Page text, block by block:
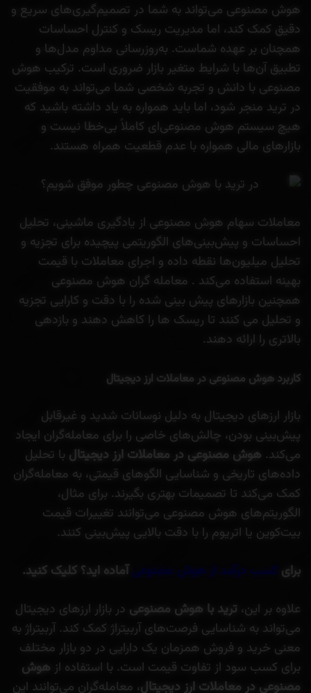
هوش مصنوعی می‌تواند به شما در تصمیم‌گیری‌های سریع و
دقیق کمک کند، اما مدیریت ریسک و کنترل احساسات
همچنان بر عهده شماست. به‌روزرسانی مداوم مدل‌ها و
تطبیق آن‌ها با شرایط متغیر بازار ضروری است. ترکیب هوش
مصنوعی با دانش و تجربه شخصی شما می‌تواند به موفقیت
در ترید منجر شود، اما باید همواره به یاد داشته باشید که
هیچ سیستم هوش مصنوعی‌ای کاملاً بی‌خطا نیست و
بازارهای مالی همواره با عدم قطعیت همراه هستند.
معاملات سهام هوش مصنوعی از یادگیری ماشینی، تحلیل
احساسات و پیش‌بینی‌های الگوریتمی پیچیده برای تجزیه و
تحلیل میلیون‌ها نقطه داده و اجرای معاملات با قیمت
بهینه استفاده می‌کند . معامله گران هوش مصنوعی
همچنین بازارهای پیش بینی شده را با دقت و کارایی تجزیه
و تحلیل می کنند تا ریسک ها را کاهش دهند و بازدهی
بالاتری را ارائه دهند.
کاربرد هوش مصنوعی در معاملات ارز دیجیتال
بازار ارزهای دیجیتال به دلیل نوسانات شدید و غیرقابل
پیش‌بینی بودن، چالش‌های خاصی را برای معامله‌گران ایجاد
می‌کند. هوش مصنوعی در معاملات ارز دیجیتال با تحلیل
داده‌های تاریخی و شناسایی الگوهای قیمتی، به معامله‌گران
کمک می‌کند تا تصمیمات بهتری بگیرند. برای مثال،
الگوریتم‌های هوش مصنوعی می‌توانند تغییرات قیمت
بیت‌کوین یا اتریوم را با دقت بالایی پیش‌بینی کنند.
برای کسب درآمد از هوش مصنوعیآماده اید؟ کلیک کنید.
علاوه بر این، ترید با هوش مصنوعی در بازار ارزهای دیجیتال
می‌تواند به شناسایی فرصت‌های آربیتراژ کمک کند. آربیتراژ به
معنی خرید و فروش همزمان یک دارایی در دو بازار مختلف
برای کسب سود از تفاوت قیمت است. با استفاده از هوش
مصنوعی در معاملات ارز دیجیتال، معامله‌گران می‌توانند این